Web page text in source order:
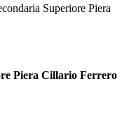
Superiore Piera
Piera Cillario Ferrero